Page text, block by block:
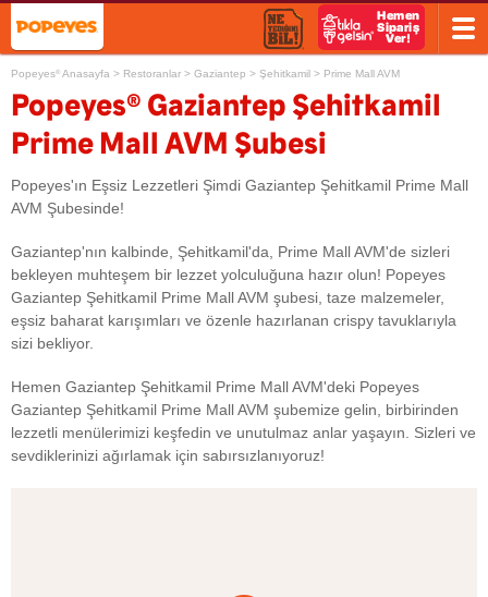
Popeyes® Anasayfa > Restoranlar > Gaziantep > Şehitkamil > Prime Mall AVM
Popeyes® Gaziantep Şehitkamil
Prime Mall AVM Şubesi
Popeyes'ın Eşsiz Lezzetleri Şimdi Gaziantep Şehitkamil Prime Mall
AVM Şubesinde!
Gaziantep'nın kalbinde, Şehitkamil'da, Prime Mall AVM'de sizleri
bekleyen muhteşem bir lezzet yolculuğuna hazır olun! Popeyes
Gaziantep Şehitkamil Prime Mall AVM şubesi, taze malzemeler,
eşsiz baharat karışımları ve özenle hazırlanan crispy tavuklarıyla
sizi bekliyor.
Hemen Gaziantep Şehitkamil Prime Mall AVM'deki Popeyes
Gaziantep Şehitkamil Prime Mall AVM şubemize gelin, birbirinden
lezzetli menülerimizi keşfedin ve unutulmaz anlar yaşayın. Sizleri ve
sevdiklerinizi ağırlamak için sabırsızlanıyoruz!